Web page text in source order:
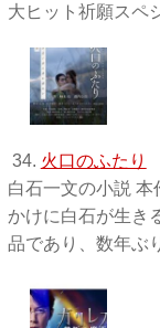
大ヒット祈願スペ
34. 火口のふたり
白石一文の小説
かけに白石が生き
品であり、数年ぶ